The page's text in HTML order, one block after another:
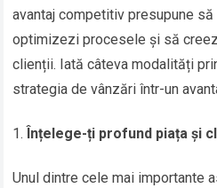
avantaj competitiv presupune
optimizezi procesele și să
clienții. Iată câteva modalități
strategia de vânzări într-un
Înțelege-ți profund piața și
Unul dintre cele mai importante